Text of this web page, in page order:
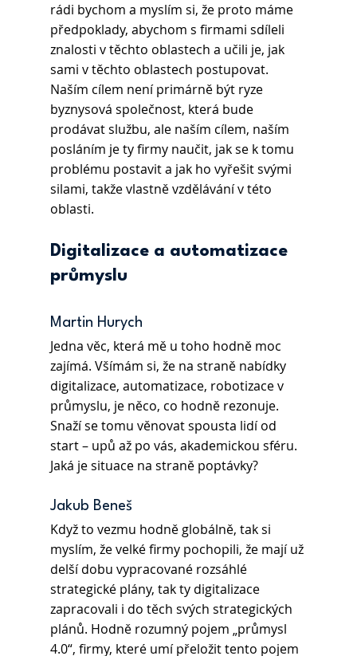
rádi bychom a myslím si, že proto máme
předpoklady, abychom s firmami sdíleli
znalosti v těchto oblastech a učili je, jak
sami v těchto oblastech postupovat.
Naším cílem není primárně být ryze
byznysová společnost, která bude
prodávat službu, ale naším cílem, naším
posláním je ty firmy naučit, jak se k tomu
problému postavit a jak ho vyřešit svými
silami, takže vlastně vzdělávání v této
oblasti.
Digitalizace a automatizace
průmyslu
Martin Hurych
Jedna věc, která mě u toho hodně moc
zajímá. Všímám si, že na straně nabídky
digitalizace, automatizace, robotizace v
průmyslu, je něco, co hodně rezonuje.
Snaží se tomu věnovat spousta lidí od
start – upů až po vás, akademickou sféru.
Jaká je situace na straně poptávky?
Jakub Beneš
Když to vezmu hodně globálně, tak si
myslím, že velké firmy pochopili, že mají už
delší dobu vypracované rozsáhlé
strategické plány, tak ty digitalizace
zapracovali i do těch svých strategických
plánů. Hodně rozumný pojem „průmysl
4.0“, firmy, které umí přeložit tento pojem